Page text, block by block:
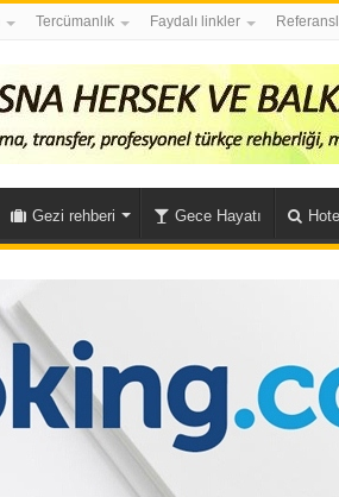
Tercümanlık Faydalı linkler
Gezi rehberi Gece Hayatı